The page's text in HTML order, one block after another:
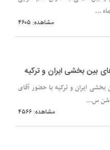
مشاهده: ۴۶۰۵
بخشی ایران و ترکیه
ایران و ترکیه با حضور آقای
شن س...
مشاهده: ۴۵۶۶